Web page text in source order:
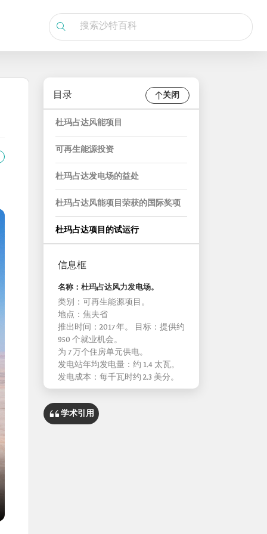
目录 关闭
杜玛占达风能项目
可再生能源投资
杜玛占达发电场的益处
杜玛占达风能项目荣获的国际奖项
杜玛占达项目的试运行
信息框
名称：杜玛占达风力发电场。
类别：可再生能源项目。
地点：焦夫省
推出时间：2017 年。 目标：提供约
950 个就业机会。
为 7 万个住房单元供电。
发电站年均发电量：约 1.4 太瓦。
发电成本：每千瓦时约 2.3 美分。
学术引用